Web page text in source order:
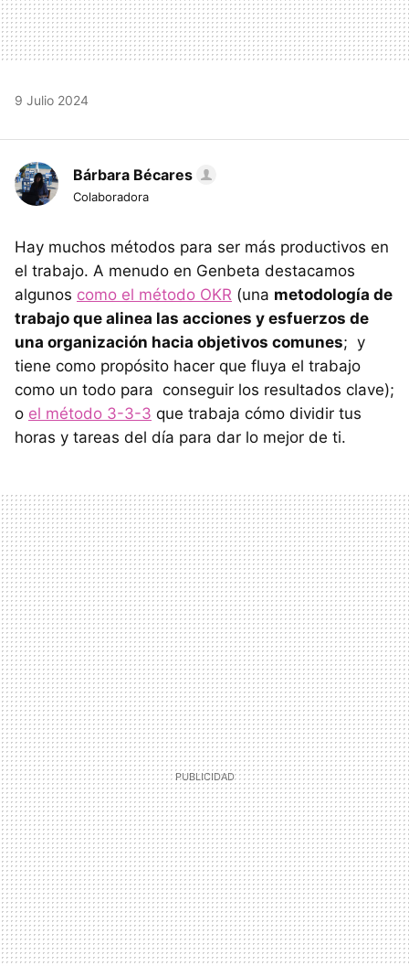
9 Julio 2024
Bárbara Bécares
Colaboradora
Hay muchos métodos para ser más productivos en
el trabajo. A menudo en Genbeta destacamos
algunos como el método OKR (una metodología de
trabajo que alinea las acciones y esfuerzos de
una organización hacia objetivos comunes; y
tiene como propósito hacer que fluya el trabajo
como un todo para conseguir los resultados clave);
o el método 3-3-3 que trabaja cómo dividir tus
horas y tareas del día para dar lo mejor de ti.